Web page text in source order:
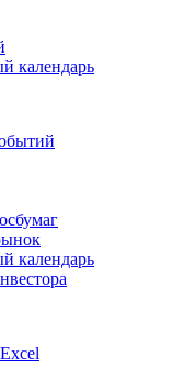
облигации на
календарь